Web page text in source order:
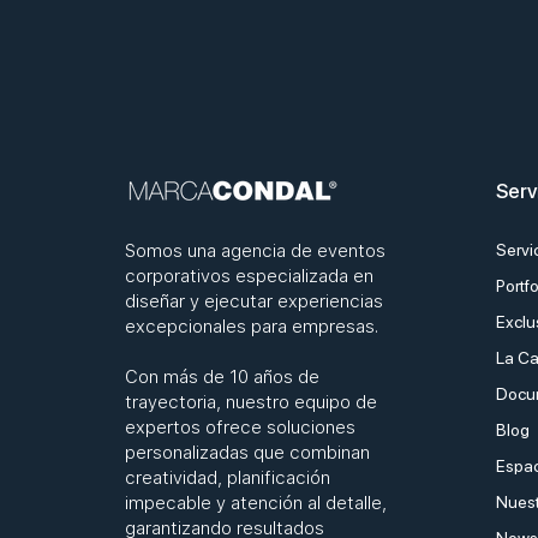
Somos una agencia de eventos
corporativos especializada en
diseñar y ejecutar experiencias
excepcionales para empresas.
Con más de 10 años de
trayectoria, nuestro equipo de
expertos ofrece soluciones
personalizadas que combinan
creatividad, planificación
impecable y atención al detalle,
garantizando resultados
La
Blog